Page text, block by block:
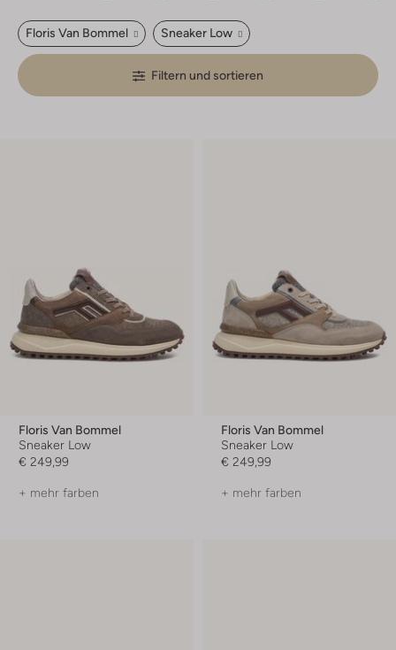
Floris Van Bommel Sneaker Low
Filtern und sortieren
Floris Van Bommel
Sneaker Low
€ 249,99
+ mehr farben
Floris Van Bommel
Sneaker Low
€ 249,99
+ mehr farben